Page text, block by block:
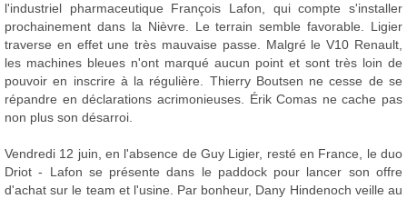
l'industriel pharmaceutique François Lafon, qui compte s'installer
prochainement dans la Nièvre. Le terrain semble favorable. Ligier
traverse en effet une très mauvaise passe. Malgré le V10 Renault,
les machines bleues n'ont marqué aucun point et sont très loin de
pouvoir en inscrire à la régulière. Thierry Boutsen ne cesse de se
répandre en déclarations acrimonieuses. Érik Comas ne cache pas
non plus son désarroi.
Vendredi 12 juin, en l'absence de Guy Ligier, resté en France, le duo
Driot - Lafon se présente dans le paddock pour lancer son offre
d'achat sur le team et l'usine. Par bonheur, Dany Hindenoch veille au